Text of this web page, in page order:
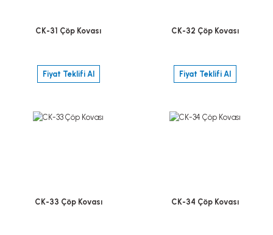
CK-31 Çöp Kovası
Fiyat Teklifi Al
CK-32 Çöp Kovası
Fiyat Teklifi Al
CK-33 Çöp Kovası CK-34 Çöp Kovası